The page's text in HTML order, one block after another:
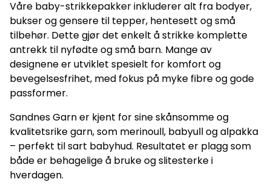
Våre baby-strikkepakker inkluderer alt fra bodyer,
bukser og gensere til tepper, hentesett og små
tilbehør. Dette gjør det enkelt å strikke komplette
antrekk til nyfødte og små barn. Mange av
designene er utviklet spesielt for komfort og
bevegelsesfrihet, med fokus på myke fibre og gode
passformer.
Sandnes Garn er kjent for sine skånsomme og
kvalitetsrike garn, som merinoull, babyull og alpakka
– perfekt til sart babyhud. Resultatet er plagg som
både er behagelige å bruke og slitesterke i
hverdagen.